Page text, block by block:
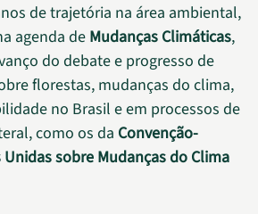
de trajetória na área ambiental,
agenda de Mudanças Climáticas,
do debate e progresso de
florestas, mudanças do clima,
no Brasil e em processos de
como os da Convenção-
sobre Mudanças do Clima